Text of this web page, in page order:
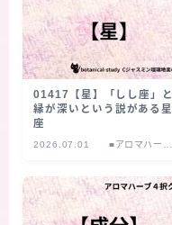
01417【星】「しし座」と
縁が深いという説がある星
座
2026.07.01
■アロマハーブ